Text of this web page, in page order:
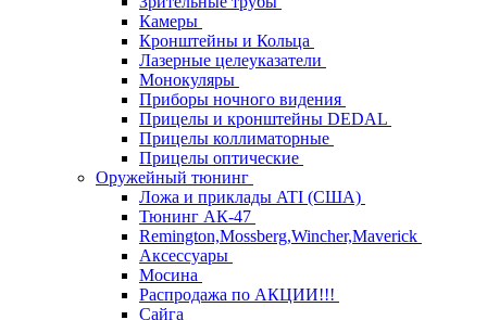
Камеры
Кронштейны и Кольца
Лазерные целеуказатели
Монокуляры
Приборы ночного видения
Прицелы и кронштейны DEDAL
Прицелы коллиматорные
Прицелы оптические
Оружейный тюнинг
Ложа и приклады ATI (США)
Тюнинг АК-47
Remington,Mossberg,Wincher,Maverick
Аксессуары
Мосина
Распродажа по АКЦИИ!!!
Сайга